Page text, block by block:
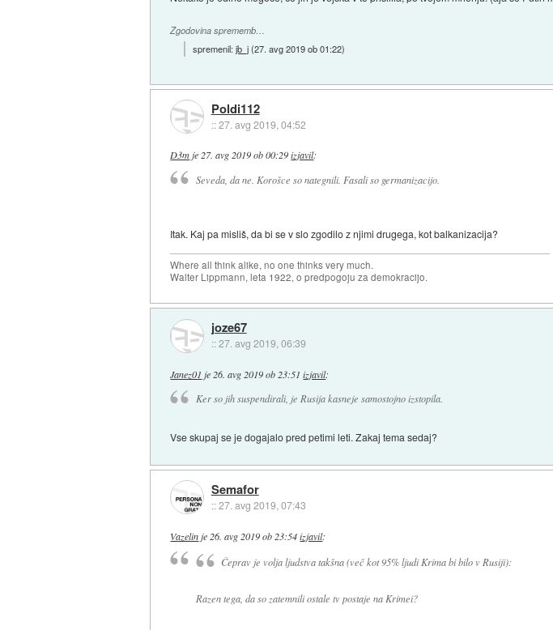
Zgodovina sprememb…
spremenil:jb_j(27. avg 2019 ob 01:22)
Poldi112
::27. avg 2019, 04:52
D3mje27. avg 2019 ob 00:29 izjavil:
Seveda, da ne. Korošce so nategnili. Fasali so germanizacijo.
Itak. Kaj pa misliš, da bi se v slo zgodilo z njimi drugega, kot balkanizacija?
Where all think alike, no one thinks very much.
Walter Lippmann, leta 1922, o predpogoju za demokracijo.
joze67
::27. avg 2019, 06:39
Janez01 je 26. avg 2019 ob 23:51 izjavil:
Ker so jih suspendirali, je Rusija kasneje samostojno izstopila.
Vse skupaj se je dogajalo pred petimi leti. Zakaj tema sedaj?
Semafor
::27. avg 2019, 07:43
Vazelin je 26. avg 2019 ob 23:54 izjavil:
Čeprav je volja ljudstva takšna (več kot 95% ljudi Krima bi bilo v Rusiji):
Razen tega, da so zatemnili ostale tv postaje na Krimei?